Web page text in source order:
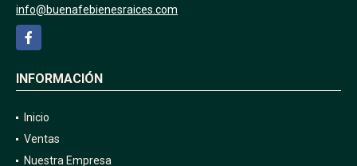
EMAIL
info@buenafebienesraices.com
Facebook
Inicio
Ventas